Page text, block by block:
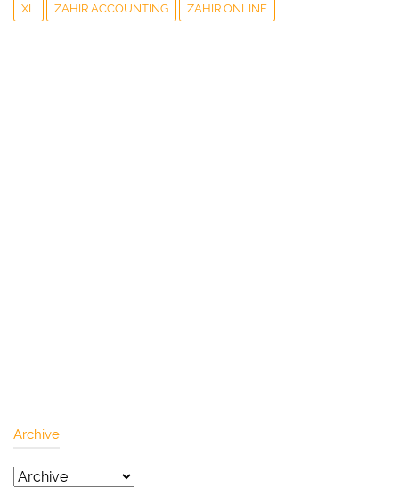
XL ZAHIR ACCOUNTING ZAHIR ONLINE
Archive